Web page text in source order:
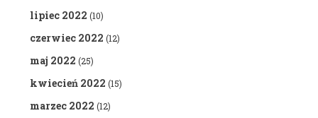
lipiec 2022 (10)
czerwiec 2022 (12)
maj 2022 (25)
kwiecień 2022 (15)
marzec 2022 (12)